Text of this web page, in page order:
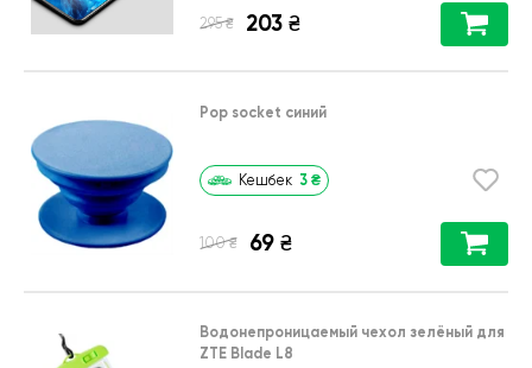
295 ₴ 203 ₴
Pop socket синий
Кешбек 3 ₴
100 ₴ 69 ₴
Водонепроницаемый чехол зелёный для
ZTE Blade L8